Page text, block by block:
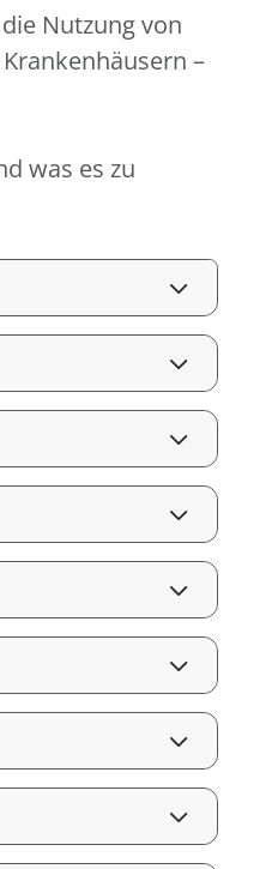
Nutzung von
–
was es zu